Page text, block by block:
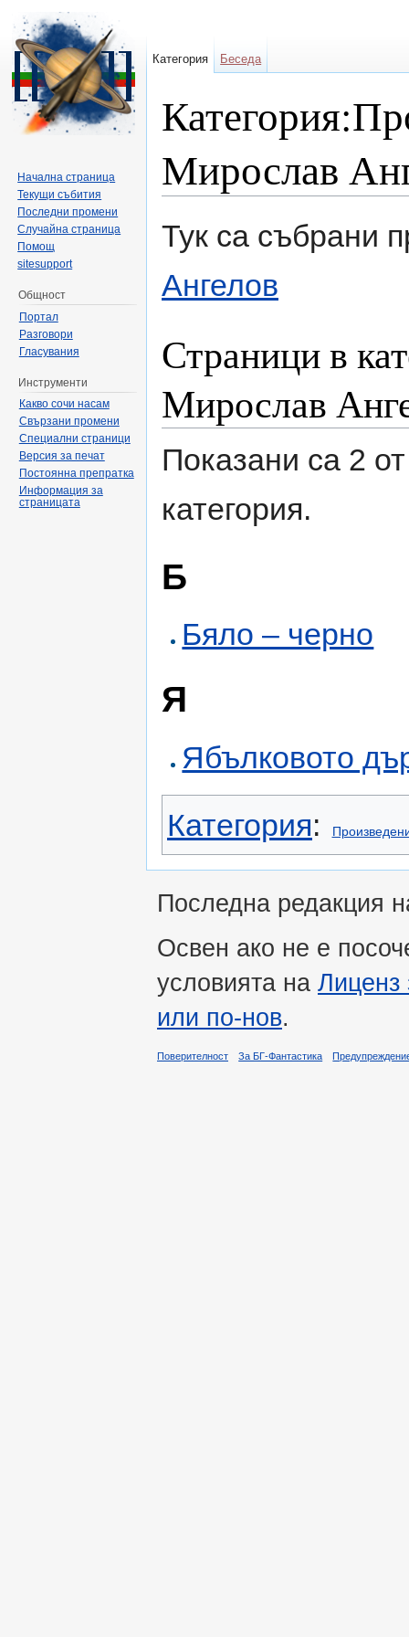
Мирослав
Тук са събрани
Ангелов
Страници в
Мирослав
Показани са 2
категория.
Б
Бяло – черно
Я
Ябълковото
Категория:
Категория Беседа
Начална страница
Текущи събития
Последни промени
Случайна страница
Помощ
sitesupport
Общност
Портал
Разговори
Гласувания
Инструменти
Какво сочи насам
Свързани промени
Специални страници
Версия за печат
Постоянна препратка
Информация за
страницата
Последна редакция
Освен ако не е
условията на Лиценз
или по-нов.
Поверителност За БГ-Фантастика